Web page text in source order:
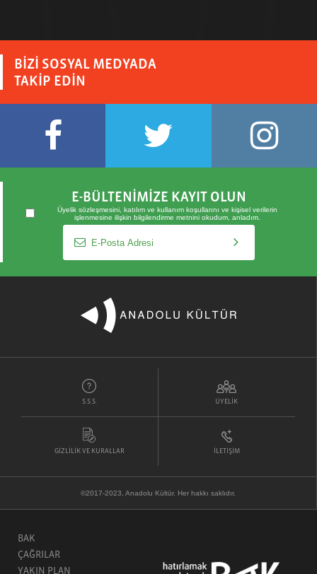
BİZİ SOSYAL MEDYADA
TAKİP EDİN
E-BÜLTENİMİZE KAYIT OLUN
Üyelik sözleşmesini katılım ve kullanım koşullarını ve kişisel verilerin
işlenmesine ilişkin bilgilendirme metnini okudum, anladım.
S.S.S. ÜYELİK
GİZLİLİK VE KURALLAR İLETİŞİM
©2017-2023, Anadolu Kültür. Her hakkı saklıdır.
BAK
ÇAĞRILAR
YAKIN PLAN